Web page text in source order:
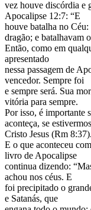
vez houve discórdia e
Apocalipse 12:7: “E
houve batalha no
dragão; e batalhavam
Então, como em
apresentado
nessa passagem de
vencedor. Sempre foi
e sempre será. Sua
vitória para sempre.
Por isso, é importante
aconteça, se
Cristo Jesus (Rm 8:37).
E o que aconteceu
livro de Apocalipse
continua dizendo:
achou nos céus. E
foi precipitado o
e Satanás, que